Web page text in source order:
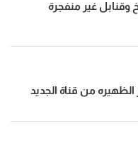
وقنابل غير منفجرة
الظهيره من قناة الجديد